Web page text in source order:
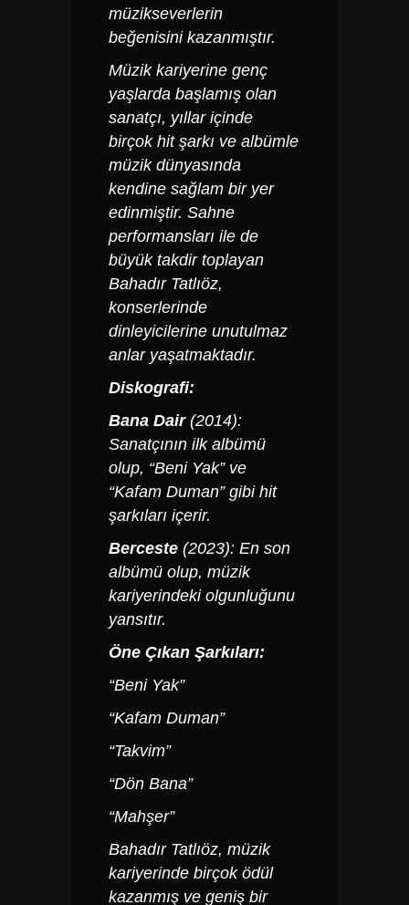
müzikseverlerin
beğenisini kazanmıştır.
Müzik kariyerine genç
yaşlarda başlamış olan
sanatçı, yıllar içinde
birçok hit şarkı ve albümle
müzik dünyasında
kendine sağlam bir yer
edinmiştir. Sahne
performansları ile de
büyük takdir toplayan
Bahadır Tatlıöz,
konserlerinde
dinleyicilerine unutulmaz
anlar yaşatmaktadır.
Diskografi:
Bana Dair(2014):
Sanatçının ilk albümü
olup, “Beni Yak” ve
“Kafam Duman” gibi hit
şarkıları içerir.
Berceste (2023): En son
albümü olup, müzik
kariyerindeki olgunluğunu
yansıtır.
Öne Çıkan Şarkıları:
“Beni Yak”
“Kafam Duman”
“Takvim”
“Dön Bana”
“Mahşer”
Bahadır Tatlıöz, müzik
kariyerinde birçok ödül
kazanmış ve geniş bir